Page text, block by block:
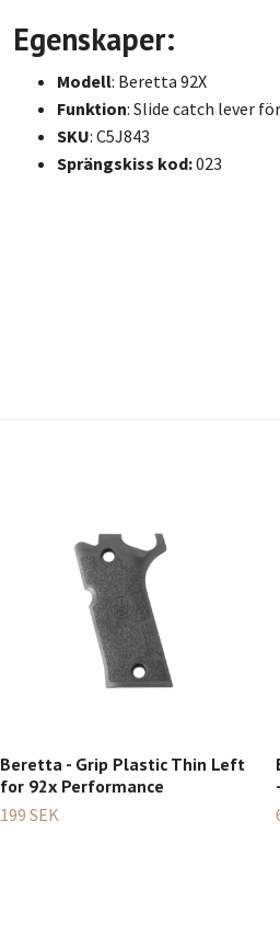
Egenskaper:
Modell: Beretta 92X
Funktion: Slide catch lever
SKU: C5J843
Sprängskiss kod:023
Beretta - Grip Plastic Thin Left
for 92x Performance
199 SEK